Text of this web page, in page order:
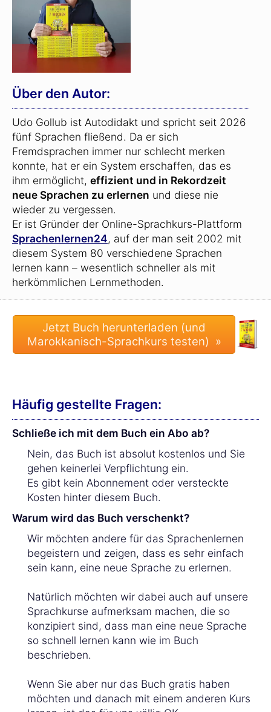
Über den Autor:
Udo Gollub ist Autodidakt und spricht seit 2026
fünf Sprachen fließend. Da er sich
Fremdsprachen immer nur schlecht merken
konnte, hat er ein System erschaffen, das es
ihm ermöglicht, effizient und in Rekordzeit
neue Sprachen zu erlernen und diese nie
wieder zu vergessen.
Er ist Gründer der Online-Sprachkurs-Plattform
Sprachenlernen24, auf der man seit 2002 mit
diesem System 80 verschiedene Sprachen
lernen kann – wesentlich schneller als mit
herkömmlichen Lernmethoden.
Häufig gestellte Fragen:
Schließe ich mit dem Buch ein Abo ab?
Nein, das Buch ist absolut kostenlos und Sie
gehen keinerlei Verpflichtung ein.
Es gibt kein Abonnement oder versteckte
Kosten hinter diesem Buch.
Warum wird das Buch verschenkt?
Wir möchten andere für das Sprachenlernen
begeistern und zeigen, dass es sehr einfach
sein kann, eine neue Sprache zu erlernen.
Natürlich möchten wir dabei auch auf unsere
Sprachkurse aufmerksam machen, die so
konzipiert sind, dass man eine neue Sprache
so schnell lernen kann wie im Buch
beschrieben.
Wenn Sie aber nur das Buch gratis haben
möchten und danach mit einem anderen Kurs